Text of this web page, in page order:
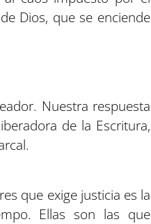
Dios, que se enciende
Nuestra respuesta
de la Escritura,
que exige justicia es la
Ellas son las que